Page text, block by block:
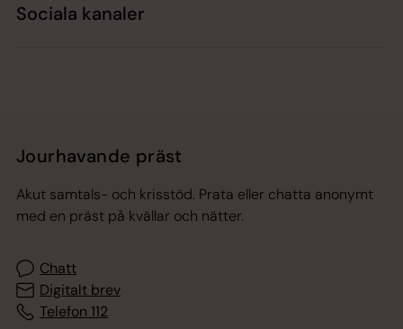
Sociala kanaler
Jourhavande präst
Akut samtals- och krisstöd. Prata eller chatta anonymt
med en präst på kvällar och nätter.
Chatt
Digitalt brev
Telefon 112